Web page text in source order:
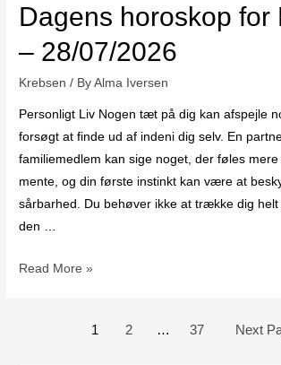
Dagens horoskop for
– 28/07/2026
Krebsen / ByAlma Iversen
Personligt Liv Nogen tæt på dig kan afspejle
forsøgt at finde ud af indeni dig selv. En
familiemedlem kan sige noget, der føles
mente, og din første instinkt kan være at
sårbarhed. Du behøver ikke at trække dig helt
den …
Read More »
1 2 … 37 Next